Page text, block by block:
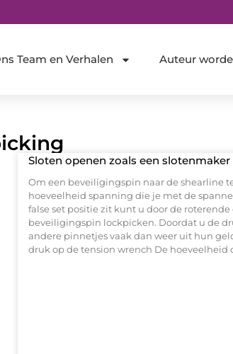
Team en Verhalen Auteur
Sloten openen zoals een
Om een beveiligingspin naar de shearline
hoeveelheid spanning die je met de
false set positie zit kunt u door de
beveiligingspin lockpicken. Doordat u de
andere pinnetjes vaak dan weer uit hun
druk op de tension wrench De hoeveelheid